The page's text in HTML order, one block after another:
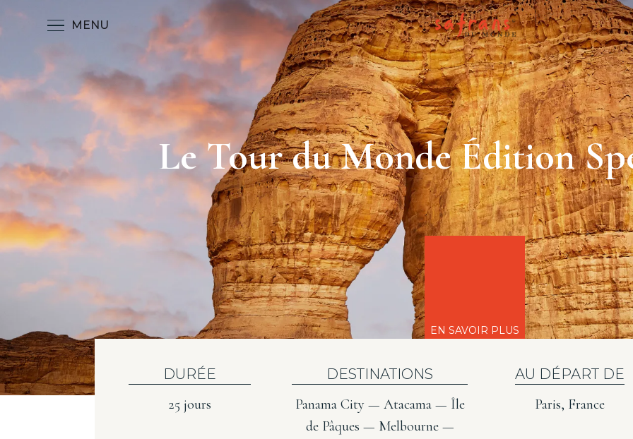
MENU
Le Tour du Monde Édition
EN SAVOIR PLUS
DURÉE
25 jours
DESTINATIONS
Panama City — Atacama — Île
de Pâques — Melbourne —
AU DÉPART DE
Paris, France